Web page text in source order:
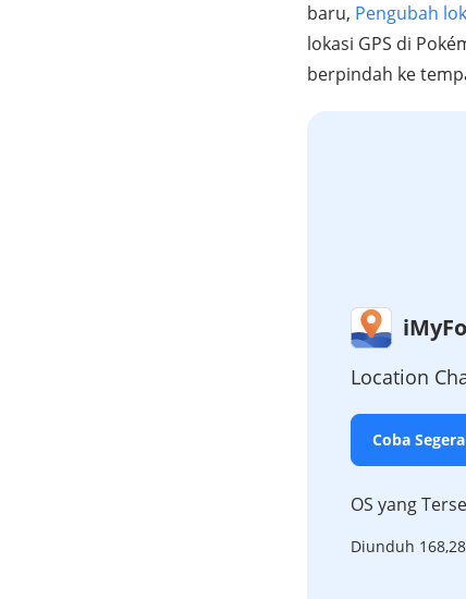
baru, Pengubah
lokasi GPS di
berpindah ke
Location
Coba Segera
OS yang
Diunduh